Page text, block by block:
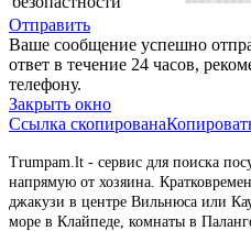
Отправить
Ваше сообщение успешно
ответ в течение 24 часов,
телефону.
Закрыть окно
Ссылка скопирована
Trumpam.lt - сервис для поиска
напрямую от хозяина.
джакузи в центре Вильнюса или
море в Клайпеде, комнаты в